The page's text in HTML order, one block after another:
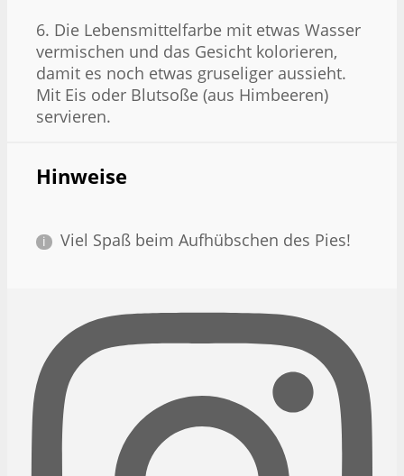
6. Die Lebensmittelfarbe mit etwas Wasser
vermischen und das Gesicht kolorieren,
damit es noch etwas gruseliger aussieht.
Mit Eis oder Blutsoße (aus Himbeeren)
servieren.
Hinweise
Viel Spaß beim Aufhübschen des Pies!